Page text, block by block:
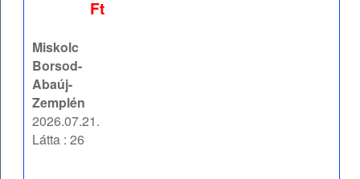
Ft
Miskolc
Borsod-
Abaúj-
Zemplén
2026.07.21.
Látta : 26